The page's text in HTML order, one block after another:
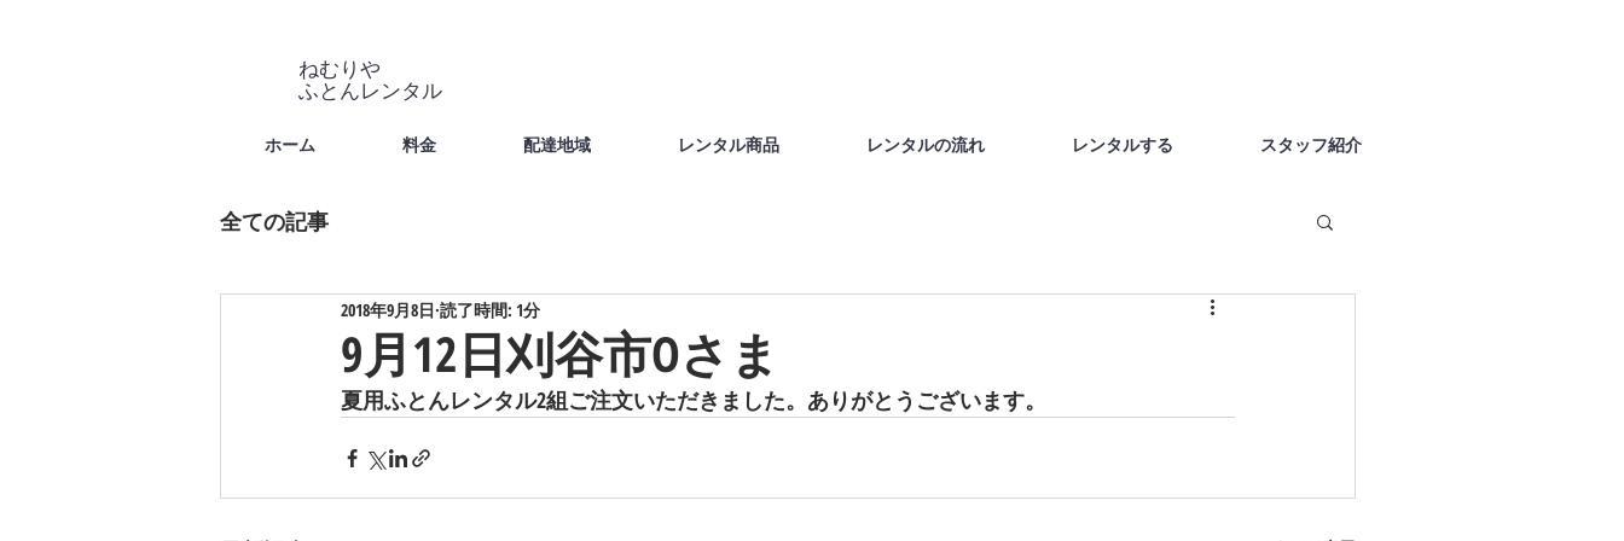
ホーム 料金 配達地域 レンタル商品 レンタルの流れ レンタルする スタッフ紹介
ねむりや
​ふとんレンタル
全ての記事
9月12日刈谷市Oさま
2018年9月8日 読了時間: 1分
夏用ふとんレンタル2組ご注文いただきました。ありがとうございます。